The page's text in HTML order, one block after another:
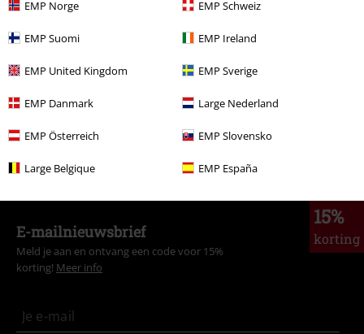
EMP Norge EMP Schweiz
EMP Suomi EMP Ireland
EMP United Kingdom EMP Sverige
EMP Danmark Large Nederland
EMP Österreich EMP Slovensko
Large Belgique EMP España
Stijlen Zwarte kleding
Kleding & accessoires Pyjamas
Kleding & accessoires Ondergoed
Kleding & accessoires
Stijlen
15%
korting
E-mailnieuwsbrief
Meld je aan en ontvang een code voor 15%
korting! Meer info